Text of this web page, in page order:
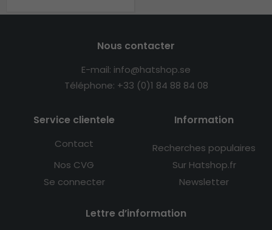
Nous contacter
E-mail: info@hatshop.se
Téléphone: +33 (0)1 84 88 84 08
Service clientele
Contact
Nos CVG
Se connecter
Information
Recherches populaires
Sur Hatshop.fr
Newsletter
Lettre d’information